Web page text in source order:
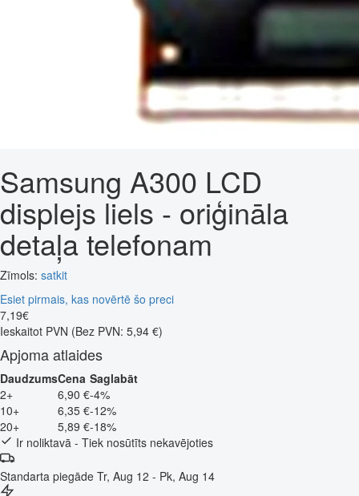
Samsung A300 LCD
displejs liels - oriģināla
detaļa telefonam
Zīmols: satkit
Esiet pirmais, kas novērtē šo preci
7,19€
Ieskaitot PVN (Bez PVN: 5,94 €)
Apjoma atlaides
DaudzumsCena Saglabāt
2+
6,90 €-4%
10+
6,35 €-12%
20+
5,89 €-18%
Ir noliktavā - Tiek nosūtīts nekavējoties
Standarta piegāde Tr, Aug 12 - Pk, Aug 14